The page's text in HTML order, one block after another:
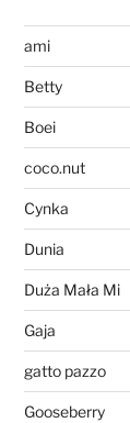
ami
Betty
Boei
coco.nut
Cynka
Dunia
Duża Mała Mi
Gaja
gatto pazzo
Gooseberry